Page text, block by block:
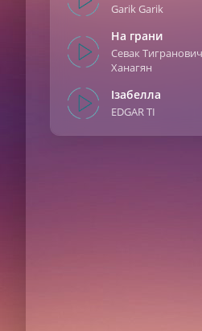
Garik Garik
На грани
Севак Тигранович
Ханагян
Ізабелла
EDGAR TI